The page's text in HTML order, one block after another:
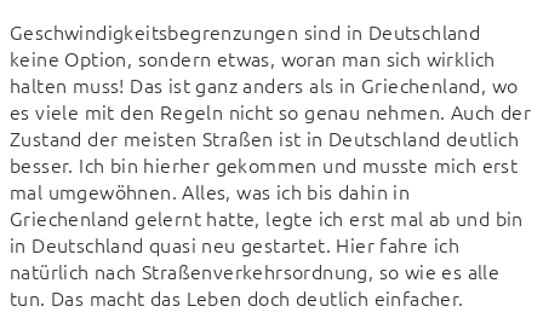
Geschwindigkeitsbegrenzungen sind in Deutschland
keine Option, sondern etwas, woran man sich wirklich
halten muss! Das ist ganz anders als in Griechenland, wo
es viele mit den Regeln nicht so genau nehmen. Auch der
Zustand der meisten Straßen ist in Deutschland deutlich
besser. Ich bin hierher gekommen und musste mich erst
mal umgewöhnen. Alles, was ich bis dahin in
Griechenland gelernt hatte, legte ich erst mal ab und bin
in Deutschland quasi neu gestartet. Hier fahre ich
natürlich nach Straßenverkehrsordnung, so wie es alle
tun. Das macht das Leben doch deutlich einfacher.